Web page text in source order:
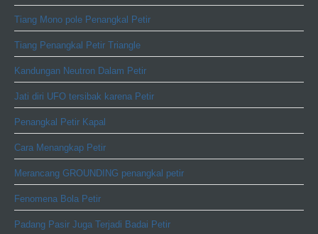
Tiang Mono pole Penangkal Petir
Tiang Penangkal Petir Triangle
Kandungan Neutron Dalam Petir
Jati diri UFO tersibak karena Petir
Penangkal Petir Kapal
Cara Menangkap Petir
Merancang GROUNDING penangkal petir
Fenomena Bola Petir
Padang Pasir Juga Terjadi Badai Petir